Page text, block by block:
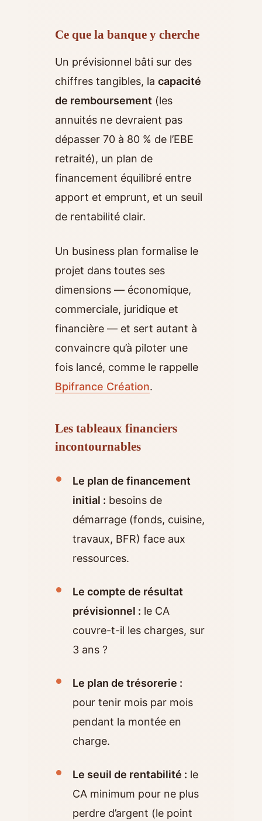
Ce que la banque y cherche
Un prévisionnel bâti sur des
chiffres tangibles, la capacité
de remboursement (les
annuités ne devraient pas
dépasser 70 à 80 % de l’EBE
retraité), un plan de
financement équilibré entre
apport et emprunt, et un seuil
de rentabilité clair.
Un business plan formalise le
projet dans toutes ses
dimensions — économique,
commerciale, juridique et
financière — et sert autant à
convaincre qu’à piloter une
fois lancé, comme le rappelle
Bpifrance Création.
Les tableaux financiers
incontournables
Le plan de financement
initial : besoins de
démarrage (fonds, cuisine,
travaux, BFR) face aux
ressources.
Le compte de résultat
prévisionnel : le CA
couvre-t-il les charges, sur
3 ans ?
Le plan de trésorerie :
pour tenir mois par mois
pendant la montée en
charge.
Le seuil de rentabilité : le
CA minimum pour ne plus
perdre d’argent (le point